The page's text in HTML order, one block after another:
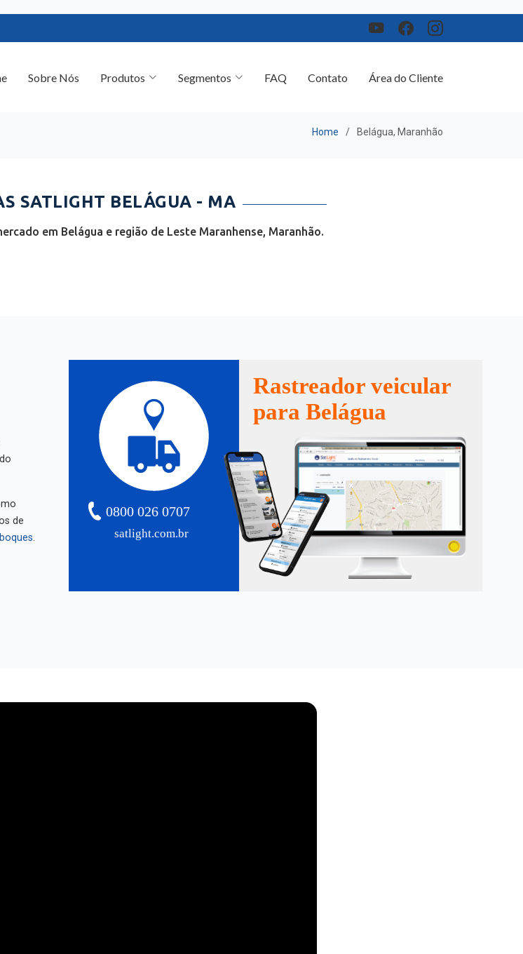
SATLIGHT BELÁGUA - MA
em Belágua e região de Leste Maranhense, Maranhão.
de
satlight.com.br
0800 026 0707
Rastreador veicular
para Belágua